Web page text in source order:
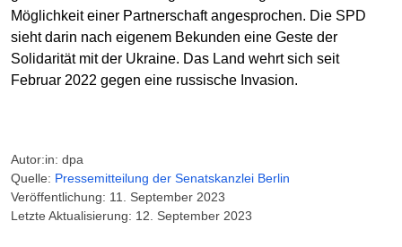
Möglichkeit einer Partnerschaft angesprochen. Die SPD
sieht darin nach eigenem Bekunden eine Geste der
Solidarität mit der Ukraine. Das Land wehrt sich seit
Februar 2022 gegen eine russische Invasion.
Autor:in: dpa
Quelle: Pressemitteilung der Senatskanzlei Berlin
Veröffentlichung: 11. September 2023
Letzte Aktualisierung: 12. September 2023